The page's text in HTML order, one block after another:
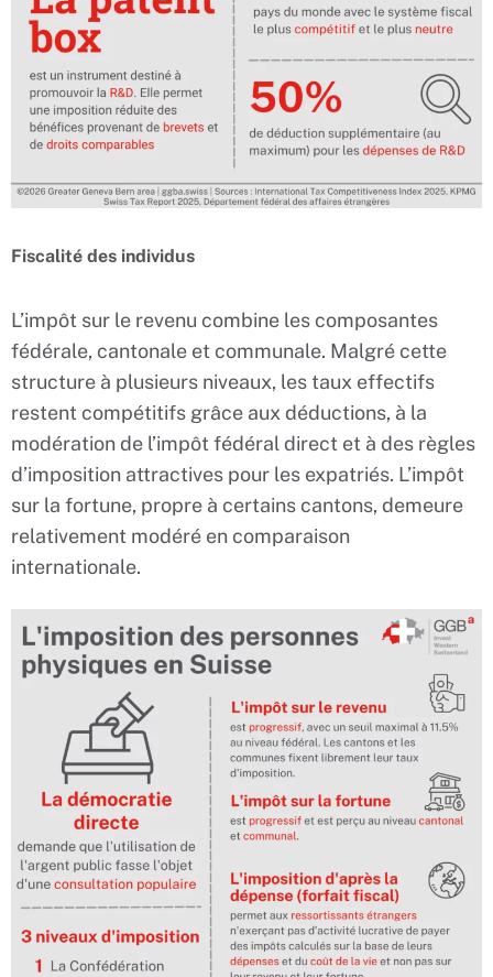
Fiscalité des individus
L’impôt sur le revenu combine les composantes
fédérale, cantonale et communale. Malgré cette
structure à plusieurs niveaux, les taux effectifs
restent compétitifs grâce aux déductions, à la
modération de l’impôt fédéral direct et à des règles
d’imposition attractives pour les expatriés. L’impôt
sur la fortune, propre à certains cantons, demeure
relativement modéré en comparaison
internationale.